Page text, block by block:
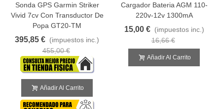
Sonda GPS Garmin Striker
Vivid 7cv Con Transductor De
Popa GT20-TM
395,85 € (impuestos inc.)
455,00 €
Añadir Al Carrito
Cargador Bateria AGM 110-
220v-12v 1300mA
15,00 € (impuestos inc.)
16,66 €
Añadir Al Carrito